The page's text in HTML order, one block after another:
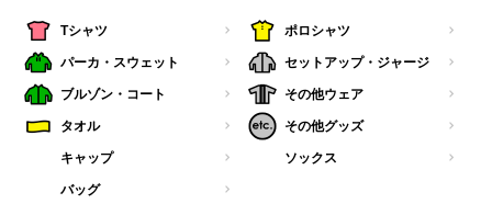
Tシャツ ポロシャツ
パーカ・スウェット セットアップ・ジャージ
ブルゾン・コート その他ウェア
タオル その他グッズ
キャップ ソックス
バッグ